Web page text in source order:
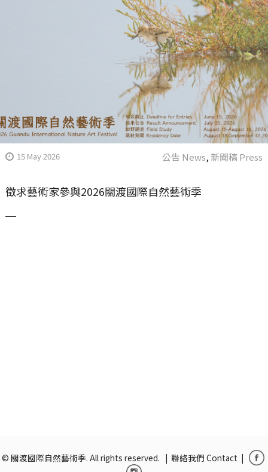
15 May 2026 公告 News,新聞稿 Press
徵求藝術家參與2026關渡國際自然藝術季
© 關渡國際自然藝術季. All rights reserved. | 聯絡我們 Contact |